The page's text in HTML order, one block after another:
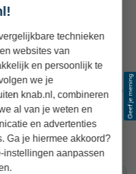
belaste omzet en staat
je de btw meestal
ook privé?
het zakelijke deel.
kun je meestal geen btw
aankopen.
technieken
websites van
en persoonlijk te
we je
knab.nl, combineren
al van je weten en
en advertenties
Ga je hiermee akkoord?
instellingen aanpassen